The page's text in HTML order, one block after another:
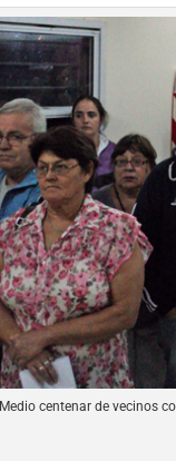
Medio centenar de vecinos